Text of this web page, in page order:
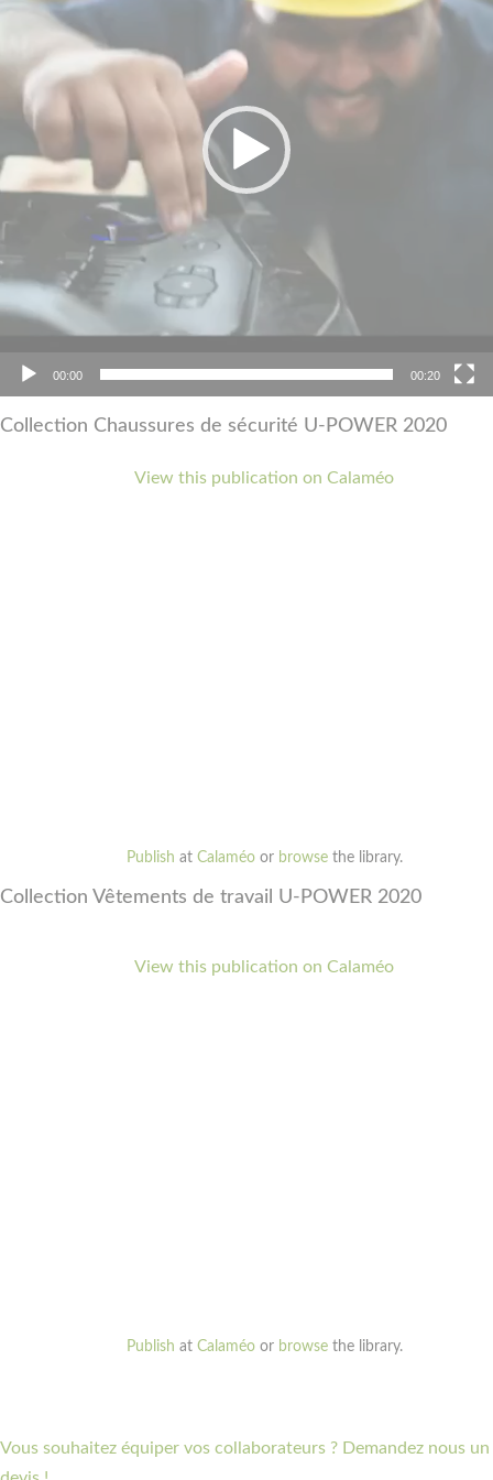
00:00 00:20
Collection Chaussures de sécurité U-POWER 2020
View this publication on Calaméo
Publish at Calaméoor browsethe library.
Collection Vêtements de travail U-POWER 2020
View this publication on Calaméo
Publish at Calaméoor browsethe library.
Vous souhaitez équiper vos collaborateurs ? Demandez nous un